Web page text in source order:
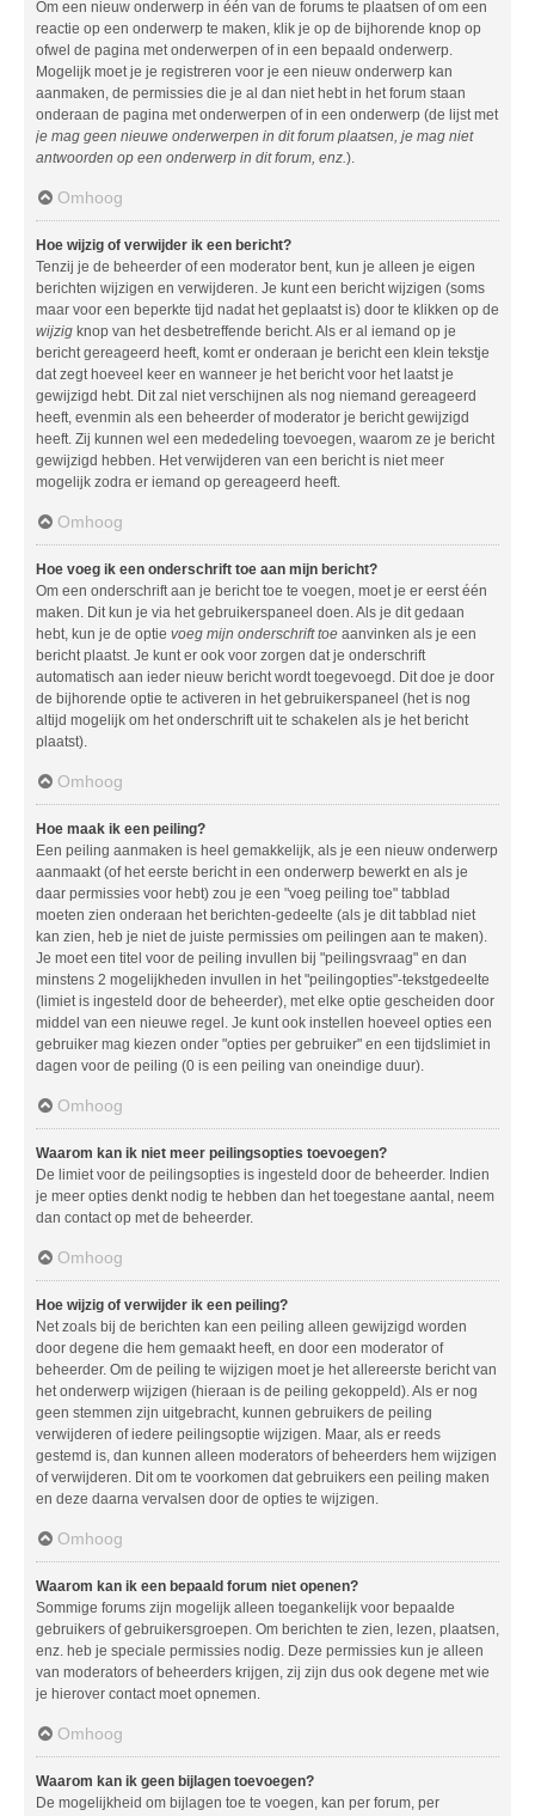
Om een nieuw onderwerp in één van de forums te plaatsen of om een
reactie op een onderwerp te maken, klik je op de bijhorende knop op
ofwel de pagina met onderwerpen of in een bepaald onderwerp.
Mogelijk moet je je registreren voor je een nieuw onderwerp kan
aanmaken, de permissies die je al dan niet hebt in het forum staan
onderaan de pagina met onderwerpen of in een onderwerp (de lijst met
je mag geen nieuwe onderwerpen in dit forum plaatsen, je mag niet
antwoorden op een onderwerp in dit forum, enz.).
Omhoog
Hoe wijzig of verwijder ik een bericht?
Tenzij je de beheerder of een moderator bent, kun je alleen je eigen
berichten wijzigen en verwijderen. Je kunt een bericht wijzigen (soms
maar voor een beperkte tijd nadat het geplaatst is) door te klikken op de
wijzig knop van het desbetreffende bericht. Als er al iemand op je
bericht gereageerd heeft, komt er onderaan je bericht een klein tekstje
dat zegt hoeveel keer en wanneer je het bericht voor het laatst je
gewijzigd hebt. Dit zal niet verschijnen als nog niemand gereageerd
heeft, evenmin als een beheerder of moderator je bericht gewijzigd
heeft. Zij kunnen wel een mededeling toevoegen, waarom ze je bericht
gewijzigd hebben. Het verwijderen van een bericht is niet meer
mogelijk zodra er iemand op gereageerd heeft.
Omhoog
Hoe voeg ik een onderschrift toe aan mijn bericht?
Om een onderschrift aan je bericht toe te voegen, moet je er eerst één
maken. Dit kun je via het gebruikerspaneel doen. Als je dit gedaan
hebt, kun je de optie voeg mijn onderschrift toe aanvinken als je een
bericht plaatst. Je kunt er ook voor zorgen dat je onderschrift
automatisch aan ieder nieuw bericht wordt toegevoegd. Dit doe je door
de bijhorende optie te activeren in het gebruikerspaneel (het is nog
altijd mogelijk om het onderschrift uit te schakelen als je het bericht
plaatst).
Omhoog
Hoe maak ik een peiling?
Een peiling aanmaken is heel gemakkelijk, als je een nieuw onderwerp
aanmaakt (of het eerste bericht in een onderwerp bewerkt en als je
daar permissies voor hebt) zou je een "voeg peiling toe" tabblad
moeten zien onderaan het berichten-gedeelte (als je dit tabblad niet
kan zien, heb je niet de juiste permissies om peilingen aan te maken).
Je moet een titel voor de peiling invullen bij "peilingsvraag" en dan
minstens 2 mogelijkheden invullen in het "peilingopties"-tekstgedeelte
(limiet is ingesteld door de beheerder), met elke optie gescheiden door
middel van een nieuwe regel. Je kunt ook instellen hoeveel opties een
gebruiker mag kiezen onder "opties per gebruiker" en een tijdslimiet in
dagen voor de peiling (0 is een peiling van oneindige duur).
Omhoog
Waarom kan ik niet meer peilingsopties toevoegen?
De limiet voor de peilingsopties is ingesteld door de beheerder. Indien
je meer opties denkt nodig te hebben dan het toegestane aantal, neem
dan contact op met de beheerder.
Omhoog
Hoe wijzig of verwijder ik een peiling?
Net zoals bij de berichten kan een peiling alleen gewijzigd worden
door degene die hem gemaakt heeft, en door een moderator of
beheerder. Om de peiling te wijzigen moet je het allereerste bericht van
het onderwerp wijzigen (hieraan is de peiling gekoppeld). Als er nog
geen stemmen zijn uitgebracht, kunnen gebruikers de peiling
verwijderen of iedere peilingsoptie wijzigen. Maar, als er reeds
gestemd is, dan kunnen alleen moderators of beheerders hem wijzigen
of verwijderen. Dit om te voorkomen dat gebruikers een peiling maken
en deze daarna vervalsen door de opties te wijzigen.
Omhoog
Waarom kan ik een bepaald forum niet openen?
Sommige forums zijn mogelijk alleen toegankelijk voor bepaalde
gebruikers of gebruikersgroepen. Om berichten te zien, lezen, plaatsen,
enz. heb je speciale permissies nodig. Deze permissies kun je alleen
van moderators of beheerders krijgen, zij zijn dus ook degene met wie
je hierover contact moet opnemen.
Omhoog
Waarom kan ik geen bijlagen toevoegen?
De mogelijkheid om bijlagen toe te voegen, kan per forum, per